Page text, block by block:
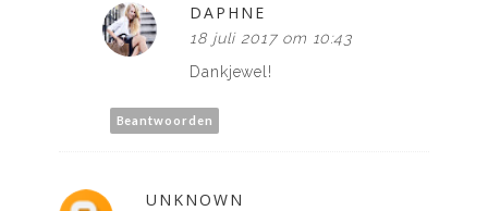
DAPHNE
18 juli 2017 om 10:43
Dankjewel!
Beantwoorden
UNKNOWN